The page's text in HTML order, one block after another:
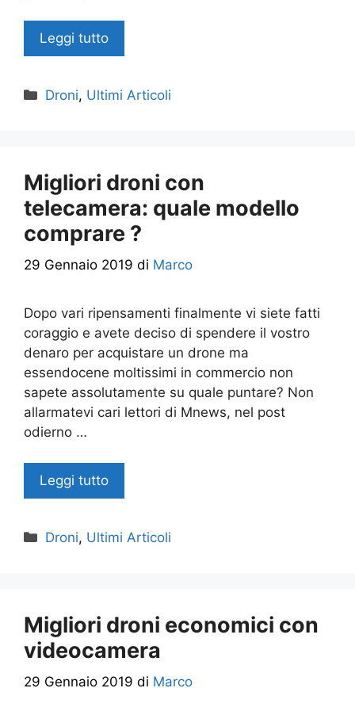
Leggi tutto
Categorie
Droni, Ultimi Articoli
Migliori droni con
telecamera: quale modello
comprare ?
29 Gennaio 2019 di Marco
Dopo vari ripensamenti finalmente vi siete fatti
coraggio e avete deciso di spendere il vostro
denaro per acquistare un drone ma
essendocene moltissimi in commercio non
sapete assolutamente su quale puntare? Non
allarmatevi cari lettori di Mnews, nel post
odierno …
Leggi tutto
Categorie
Droni, Ultimi Articoli
Migliori droni economici con
videocamera
29 Gennaio 2019 di Marco